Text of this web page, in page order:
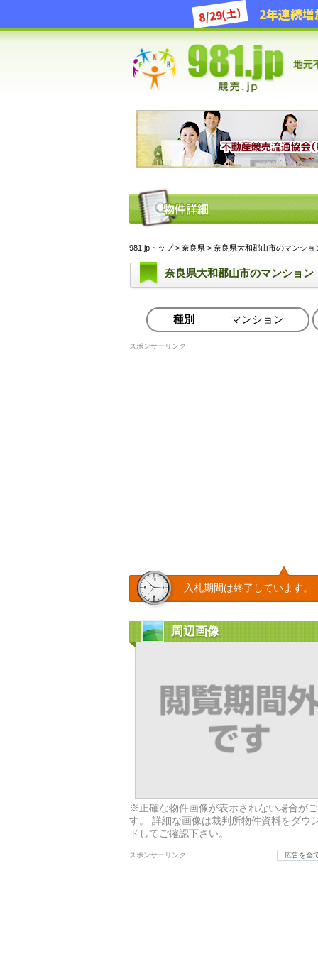
8/29(土)
981.jpトップ> 奈良県 > 奈良県大和郡山市のマンショ
奈良県大和郡山市のマンション
種別 マンション
スポンサーリンク
入札期間は終了しています。
周辺画像
※正確な物件画像が表示されない場合が
す。 詳細な画像は裁判所物件資料をダウ
ドしてご確認下さい。
スポンサーリンク 広告を全